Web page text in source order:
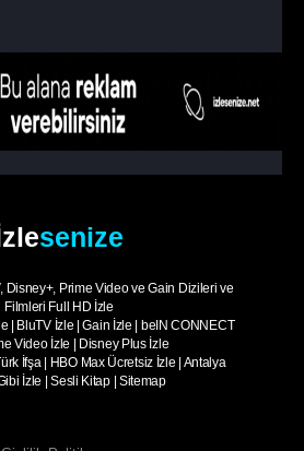
senize
Disney+, Prime Video ve Gain Dizileri ve
Filmleri Full HD İzle
| BluTV İzle |Gain İzle | beIN CONNECT
Video İzle | Disney Plus İzle
İfşa | HBO Max Ücretsiz İzle | Antalya
İzle |Sesli Kitap| Sitemap